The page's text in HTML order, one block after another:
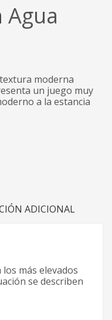
Agua
moderna
un juego muy
a la estancia
ADICIONAL
más elevados
se describen